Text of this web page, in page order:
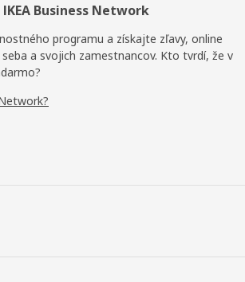
Business Network
programu a získajte zľavy, online
a svojich zamestnancov. Kto tvrdí, že v